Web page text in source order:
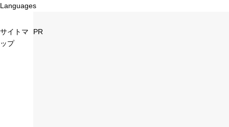
Languages
サイトマ
ップ
PR